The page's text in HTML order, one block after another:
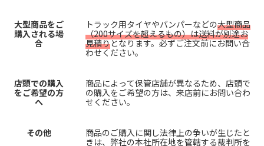
大型商品をご
購入される場
合
トラック用タイヤやバンパーなどの大型商品
（200サイズを超えるもの）は送料が別途お
見積りとなります。必ずご注文前にお問い合
わせください。
店頭での購入
をご希望の方
へ
商品によって保管店舗が異なるため、店頭で
の購入をご希望の方は、来店前にお問い合わ
せください。
その他
商品のご購入に関し法律上の争いが生じたと
きは、弊社の本社所在地を管轄する裁判所を